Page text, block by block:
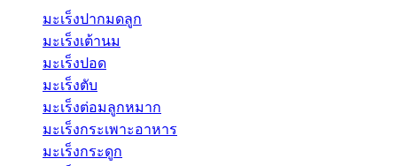
มะเร็งปากมดลูก
มะเร็งเต้านม
มะเร็งปอด
มะเร็งตับ
มะเร็งต่อมลูกหมาก
มะเร็งกระเพาะอาหาร
มะเร็งกระดูก